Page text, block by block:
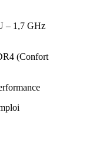
– 1,7 GHz
(Confort